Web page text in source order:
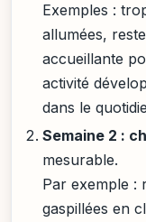
Exemples :
allumées,
accueillante
activité
dans le
Semaine 2 :
mesurable.
Par exemple :
gaspillées en